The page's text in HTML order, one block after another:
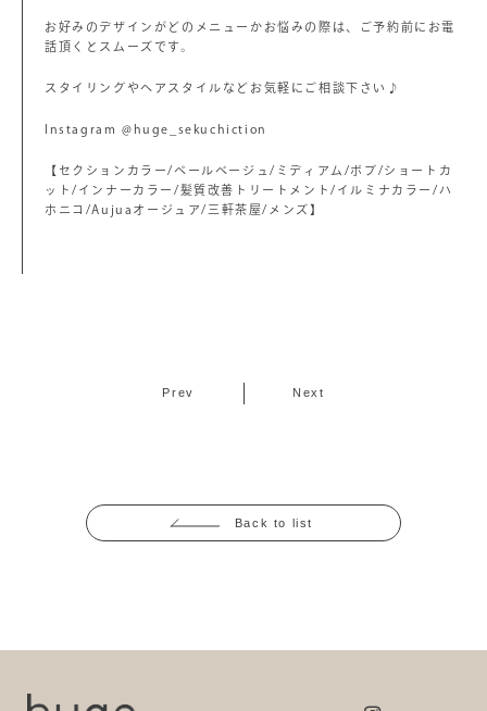
お好みのデザインがどのメニューかお悩みの際は、ご予約前にお電
話頂くとスムーズです。
スタイリングやヘアスタイルなどお気軽にご相談下さい♪
Instagram @huge_sekuchiction
【セクションカラー/ペールベージュ/ミディアム/ボブ/ショートカ
ット/インナーカラー/髪質改善トリートメント/イルミナカラー/ハ
ホニコ/Aujuaオージュア/三軒茶屋/メンズ】
Prev Next
Back to list